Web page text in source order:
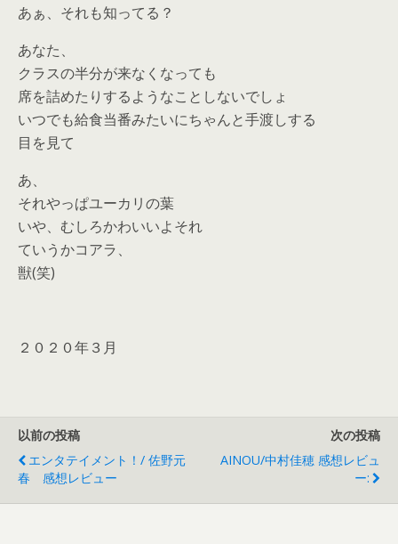
あぁ、それも知ってる？
あなた、
クラスの半分が来なくなっても
席を詰めたりするようなことしないでしょ
いつでも給食当番みたいにちゃんと手渡しする
目を見て
あ、
それやっぱユーカリの葉
いや、むしろかわいいよそれ
ていうかコアラ、
獣(笑)
２０２０年３月
以前の投稿
エンタテイメント！/ 佐野元
春 感想レビュー
次の投稿
AINOU/中村佳穂 感想レビュ
ー: